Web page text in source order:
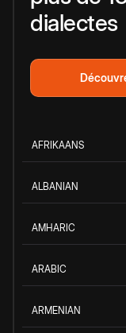
dialectes
AFRIKAANS
ALBANIAN
AMHARIC
ARABIC
ARMENIAN